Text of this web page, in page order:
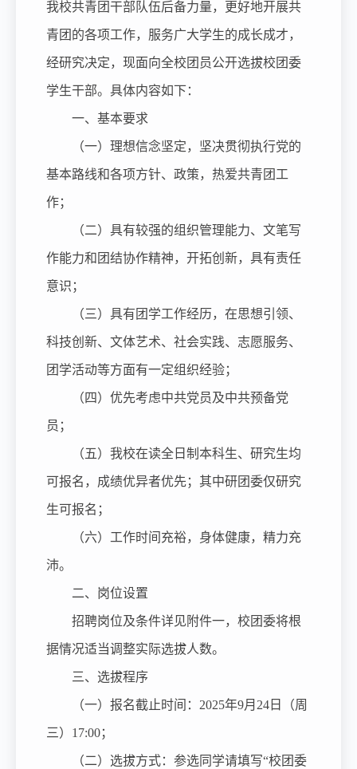
我校共青团干部队伍后备力量，更好地开展共
青团的各项工作，服务广大学生的成长成才，
经研究决定，现面向全校团员公开选拔校团委
学生干部。具体内容如下：
一、基本要求
（一）理想信念坚定，坚决贯彻执行党的
基本路线和各项方针、政策，热爱共青团工
作；
（二）具有较强的组织管理能力、文笔写
作能力和团结协作精神，开拓创新，具有责任
意识；
（三）具有团学工作经历，在思想引领、
科技创新、文体艺术、社会实践、志愿服务、
团学活动等方面有一定组织经验；
（四）优先考虑中共党员及中共预备党
员；
（五）我校在读全日制本科生、研究生均
可报名，成绩优异者优先；其中研团委仅研究
生可报名；
（六）工作时间充裕，身体健康，精力充
沛。
二、岗位设置
招聘岗位及条件详见附件一，校团委将根
据情况适当调整实际选拔人数。
三、选拔程序
（一）报名截止时间： 2025年9月24日（周
三）17:00；
（二）选拔方式：参选同学请填写“校团委